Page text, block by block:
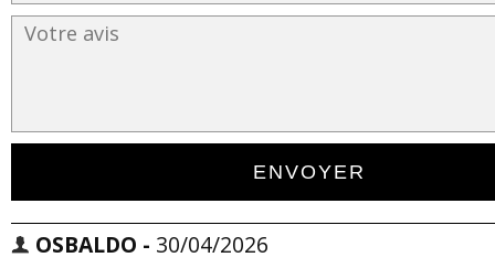
OSBALDO - 30/04/2026